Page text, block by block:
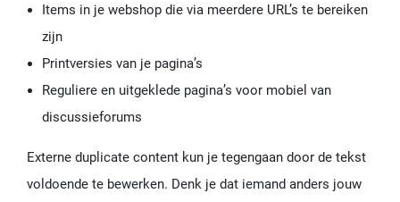
Items in je webshop die via meerdere URL’s te bereiken
zijn
Printversies van je pagina’s
Reguliere en uitgeklede pagina’s voor mobiel van
discussieforums
Externe duplicate content kun je tegengaan door de tekst
voldoende te bewerken. Denk je dat iemand anders jouw